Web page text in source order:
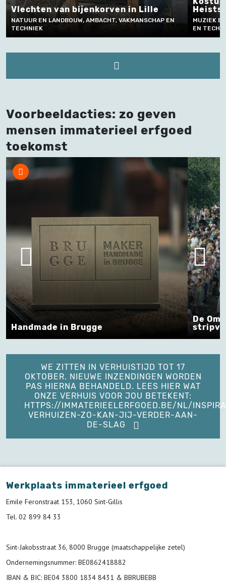
Vlechten van bijenkorven in Lille
NATUUR EN LANDBOUW, AMBACHT, VAKMANSCHAP EN
TECHNIEK
Heists
MUZIEK
EN
Voorbeeldacties: zo geven
mensen immaterieel erfgoed
toekomst
Handmade in Brugge
De
WE ZITTEN IN VERHUISTIJD TOT 17
OKTOBER. NIEUWE INZENDINGEN WORDEN
PAS HIERNA BEHANDELD. LEES HIER WAT
ONZE VERHUIS VOOR JOU BETEKENT:
HTTPS://IMMATERIEELERFGOED.BE/NL/
VERHUIZEN-ZO-KAN-JIJ-VERDER-AAN-
DE-SLAG
Werkplaats immaterieel erfgoed
Emile Feronstraat 153, 1060 Sint-Gillis
Tel. 02 899 84 33
Sint-Jakobsstraat 36, 8000 Brugge (maatschappelijke zetel)
Ondernemingsnummer: BE0862418882
IBAN & BIC: BE04 3800 1834 8431 & BBRUBEBB